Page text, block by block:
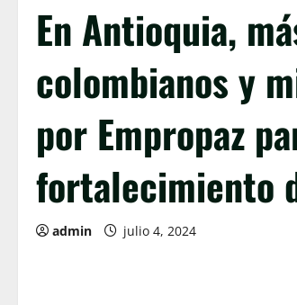
En Antioquia,
colombianos y
por Empropaz
fortalecimiento
admin julio 4, 2024